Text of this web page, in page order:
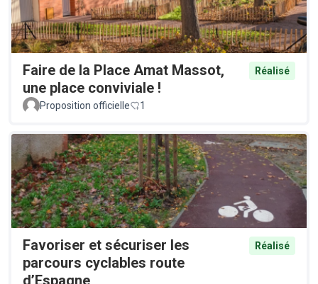
Faire de la Place Amat Massot,
une place conviviale !
Réalisé
Proposition officielle 1
Favoriser et sécuriser les
parcours cyclables route
d’Espagne
Réalisé